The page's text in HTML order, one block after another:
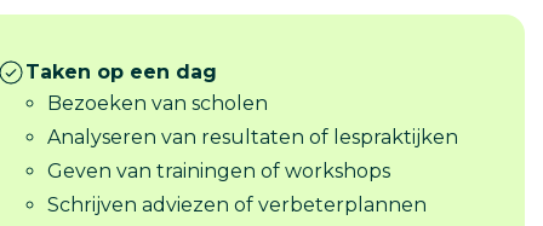
Taken op een dag
Bezoeken van scholen
Analyseren van resultaten of lespraktijken
Geven van trainingen of workshops
Schrijven adviezen of verbeterplannen